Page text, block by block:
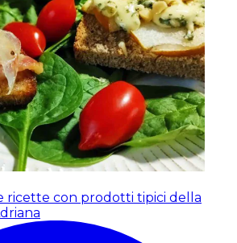
ricette con prodotti tipici della